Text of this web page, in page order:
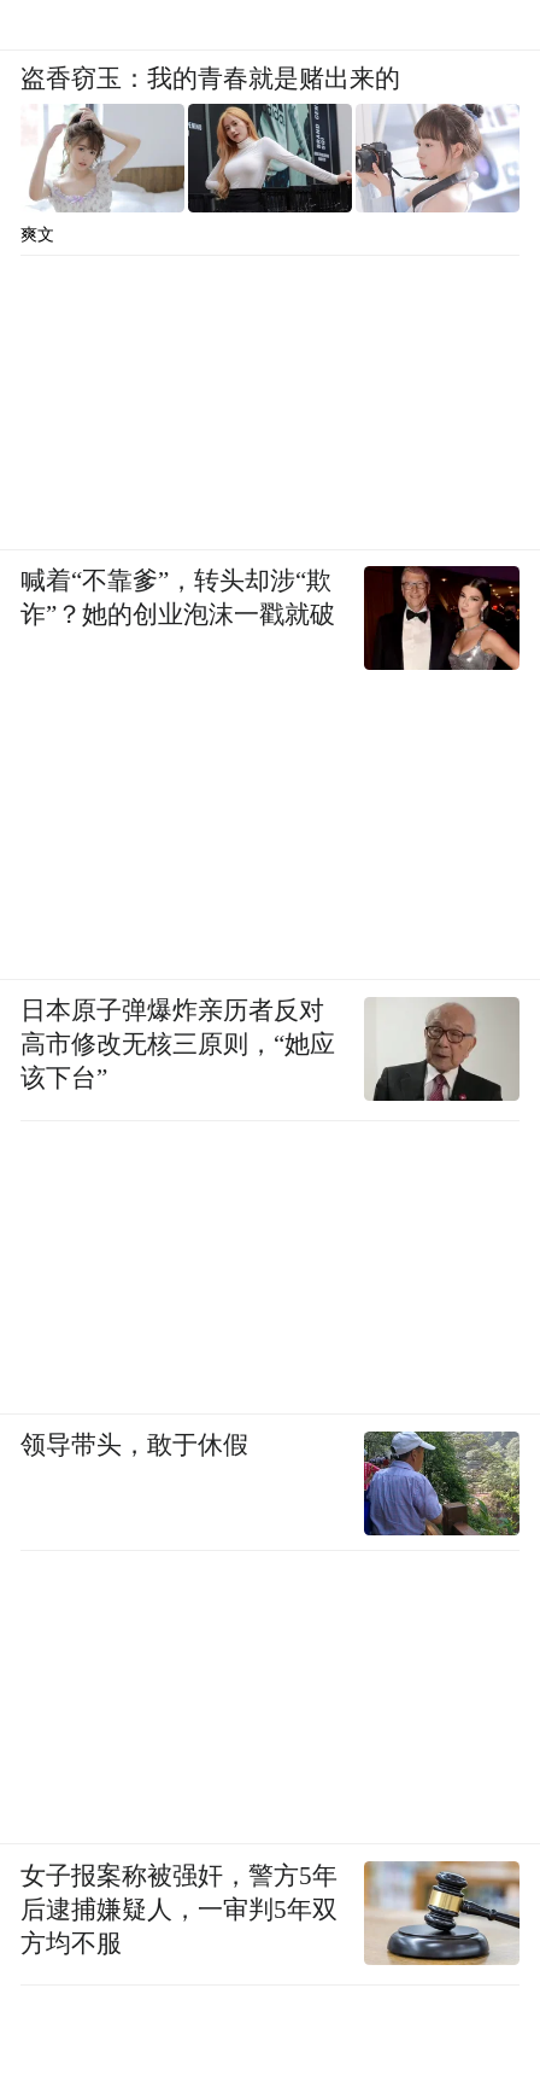
频)为凤凰网旗下自媒体平台“大风号”用户上传并发
布，本平台仅提供信息存储空间服务。
Notice: The content above (including the videos,
pictures and audios if any) is uploaded and posted
by the user of Dafeng Hao, which is a social media
platform and merely provides information storage
space services.”
盗香窃玉：我的青春就是赌出来的
爽文
喊着“不靠爹”，转头却涉“欺
诈”？她的创业泡沫一戳就破
日本原子弹爆炸亲历者反对
高市修改无核三原则，“她应
该下台”
领导带头，敢于休假
女子报案称被强奸，警方5年
后逮捕嫌疑人，一审判5年双
方均不服